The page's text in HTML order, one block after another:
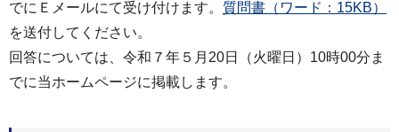
でにＥメールにて受け付けます。 質問書（ワード：15KB）
を送付してください。
回答については、令和７年５月20日（火曜日）10時00分ま
でに当ホームページに掲載します。